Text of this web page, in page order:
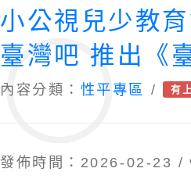
小公視兒少教
臺灣吧 推出《
動員人權發展
內容分類： 性平專區 / 有
發佈時間：2026-02-23 /